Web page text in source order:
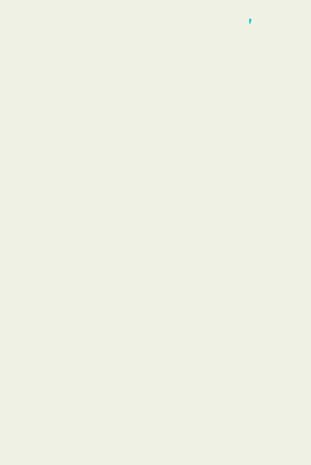
La giuria era composta